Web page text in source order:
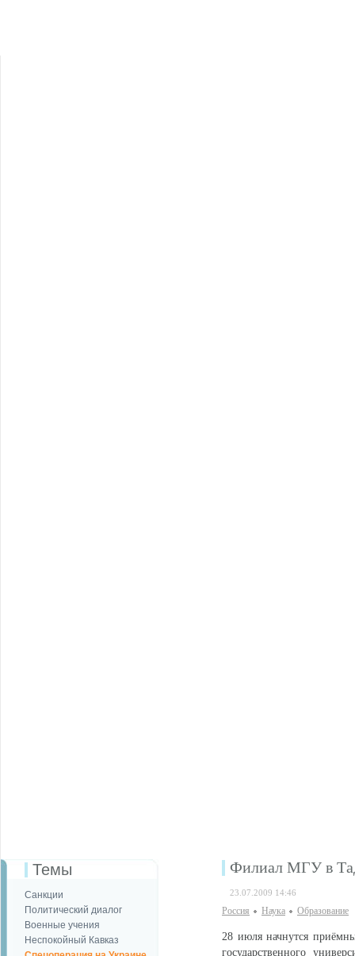
Темы
Санкции
Политический диалог
Военные учения
Неспокойный Кавказ
Филиал МГУ в
23.07.2009 14:46
Россия Наука Образование
28 июля начнутся
государственного